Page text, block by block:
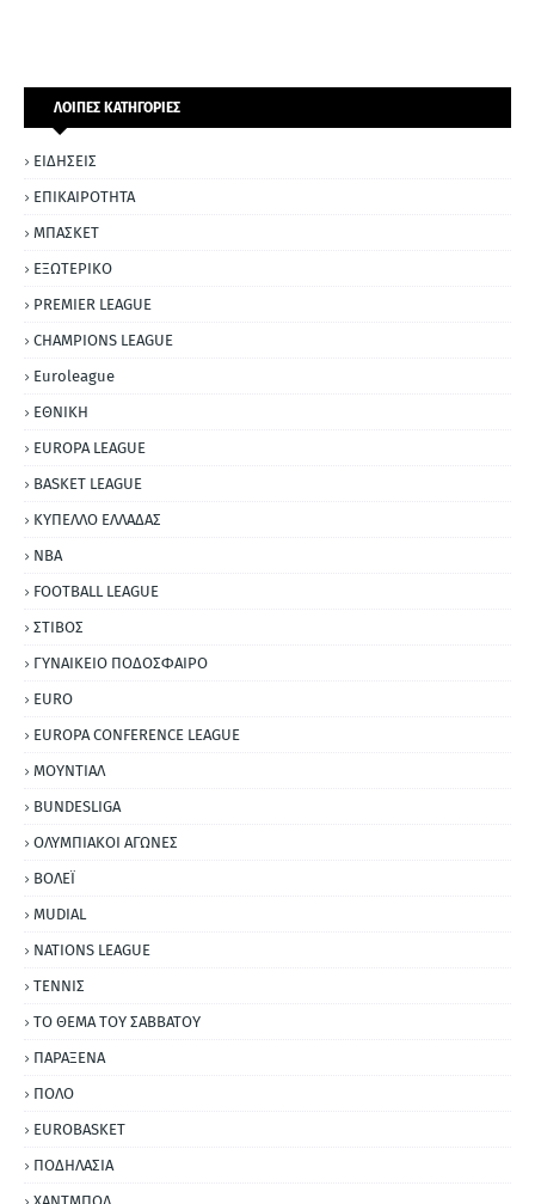
ΛΟΙΠΕΣ ΚΑΤΗΓΟΡΙΕΣ
ΕΙΔΗΣΕΙΣ
ΕΠΙΚΑΙΡΟΤΗΤΑ
ΜΠΑΣΚΕΤ
ΕΞΩΤΕΡΙΚΟ
PREMIER LEAGUE
CHAMPIONS LEAGUE
Euroleague
ΕΘΝΙΚΗ
EUROPA LEAGUE
BASKET LEAGUE
ΚΥΠΕΛΛΟ ΕΛΛΑΔΑΣ
NBA
FOOTBALL LEAGUE
ΣΤΙΒΟΣ
ΓΥΝΑΙΚΕΙΟ ΠΟΔΟΣΦΑΙΡΟ
EURO
EUROPA CONFERENCE LEAGUE
ΜΟΥΝΤΙΑΛ
BUNDESLIGA
ΟΛΥΜΠΙΑΚΟΙ ΑΓΩΝΕΣ
ΒΟΛΕΪ
MUDIAL
NATIONS LEAGUE
ΤΕΝΝΙΣ
ΤΟ ΘΕΜΑ ΤΟΥ ΣΑΒΒΑΤΟΥ
ΠΑΡΑΞΕΝΑ
ΠΟΛΟ
EUROBASKET
ΠΟΔΗΛΑΣΙΑ